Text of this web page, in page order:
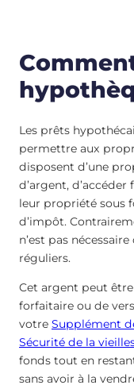
Les prêts
permettre aux
disposent d’une
d’argent,
leur propriété sous
d’impôt.
n’est pas
réguliers.
Cet argent peut
forfaitaire ou de
votre Supplément
Sécurité de la
fonds tout en
sans avoir à la